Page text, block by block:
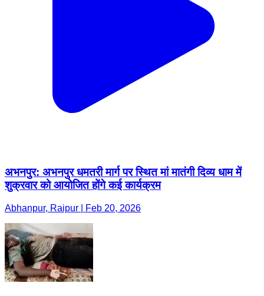
अभनपुर: अभनपुर धमतरी मार्ग पर स्थित मां मातंगी दिव्य धाम में
शुक्रवार को आयोजित होंगे कई कार्यक्रम
Abhanpur, Raipur | Feb 20, 2026